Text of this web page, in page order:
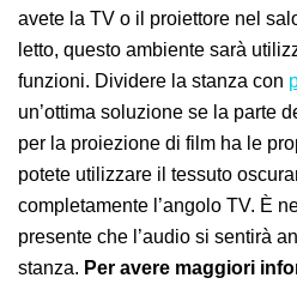
avete la TV o il proiettore nel
letto, questo ambiente sarà
funzioni. Dividere la stanza con
un’ottima soluzione se la parte
per la proiezione di film ha le
potete utilizzare il tessuto
completamente l’angolo TV. È
presente che l’audio si sentirà
stanza. Per avere maggiori